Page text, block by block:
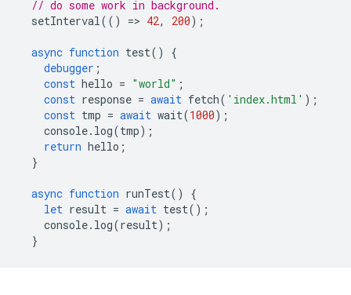
// do some work in background.
setInterval(() => 42, 200);
async function test()
{
debugger ;
const hello = "world" ;
const response = await fetch( 'index.html' );
const tmp = await wait(1000);
console. log(tmp);
return hello ;
}
async function runTest()
{
let result = await test();
console. log(result);
}